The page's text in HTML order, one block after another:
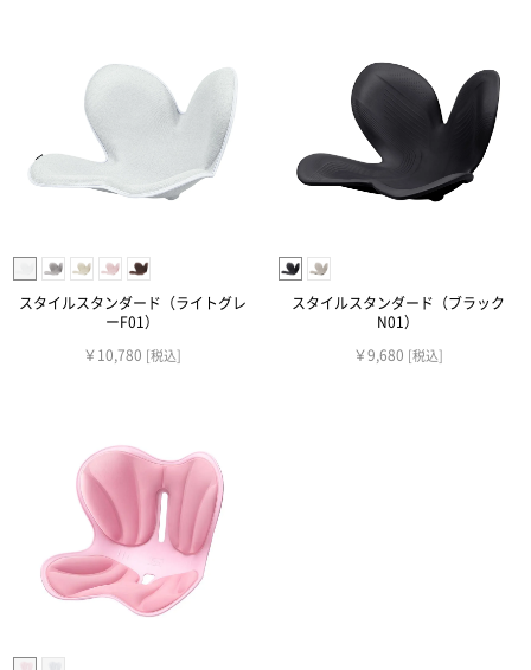
スタイルスタンダード（ライトグレ
ーF01）
￥10,780 [税込]
スタイルスタンダード（ブラック
N01）
￥9,680 [税込]